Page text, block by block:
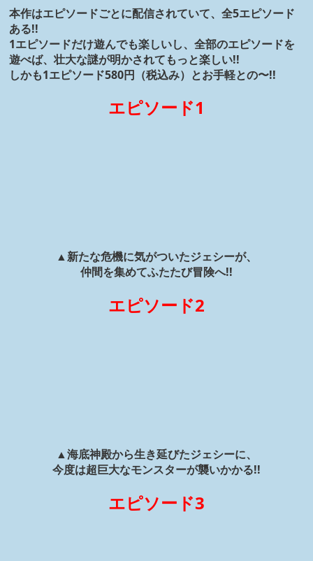
本作はエピソードごとに配信されていて、全5エピソード
ある!!
1エピソードだけ遊んでも楽しいし、全部のエピソードを
遊べば、壮大な謎が明かされてもっと楽しい!!
しかも1エピソード580円（税込み）とお手軽との〜!!
エピソード1
▲新たな危機に気がついたジェシーが、
仲間を集めてふたたび冒険へ!!
エピソード2
▲海底神殿から生き延びたジェシーに、
今度は超巨大なモンスターが襲いかかる!!
エピソード3